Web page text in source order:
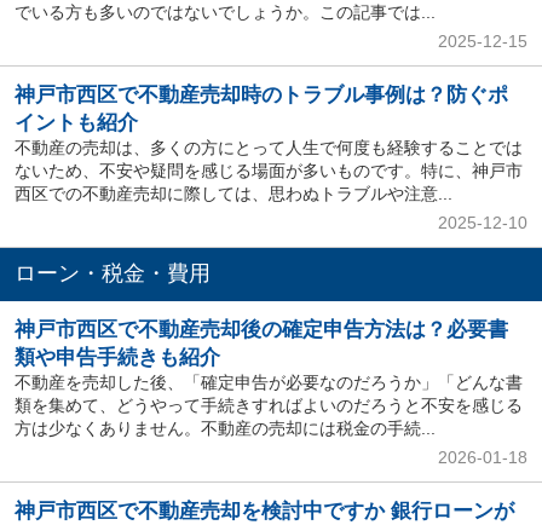
でいる方も多いのではないでしょうか。この記事では...
2025-12-15
神戸市西区で不動産売却時のトラブル事例は？防ぐポ
イントも紹介
不動産の売却は、多くの方にとって人生で何度も経験することでは
ないため、不安や疑問を感じる場面が多いものです。特に、神戸市
西区での不動産売却に際しては、思わぬトラブルや注意...
2025-12-10
ローン・税金・費用
神戸市西区で不動産売却後の確定申告方法は？必要書
類や申告手続きも紹介
不動産を売却した後、「確定申告が必要なのだろうか」「どんな書
類を集めて、どうやって手続きすればよいのだろうと不安を感じる
方は少なくありません。不動産の売却には税金の手続...
2026-01-18
神戸市西区で不動産売却を検討中ですか 銀行ローンが